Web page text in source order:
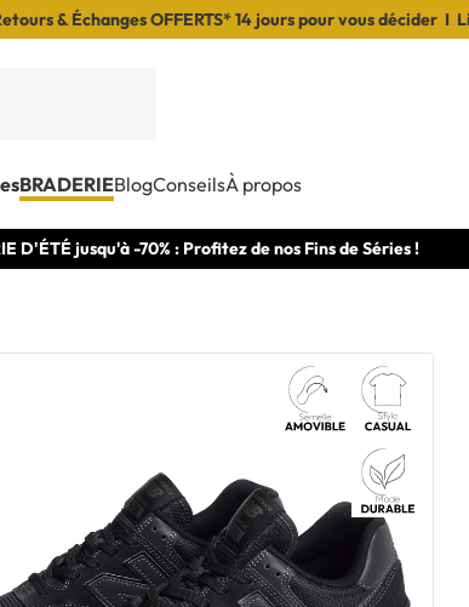
& Échanges OFFERTS* 14 jours pour vous décider I
BRADERIEBlogConseilsÀ propos
D'ÉTÉ jusqu'à -70% : Profitez de nos Fins de Séries !